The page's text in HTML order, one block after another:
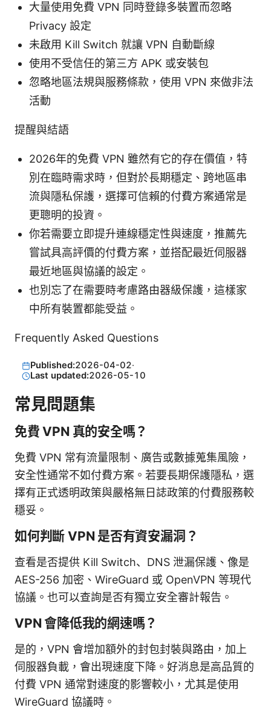
大量使用免費 VPN 同時登錄多裝置而忽略
Privacy 設定
未啟用 Kill Switch 就讓 VPN 自動斷線
使用不受信任的第三方 APK 或安裝包
忽略地區法規與服務條款，使用 VPN 來做非法
活動
提醒與結語
2026年的免費 VPN 雖然有它的存在價值，特
別在臨時需求時，但對於長期穩定、跨地區串
流與隱私保護，選擇可信賴的付費方案通常是
更聰明的投資。
你若需要立即提升連線穩定性與速度，推薦先
嘗試具高評價的付費方案，並搭配最近伺服器
最近地區與協議的設定。
也別忘了在需要時考慮路由器級保護，這樣家
中所有裝置都能受益。
Frequently Asked Questions
Published:2026-04-02·
Last updated:2026-05-10
常見問題集
免費 VPN 真的安全嗎？
免費 VPN 常有流量限制、廣告或數據蒐集風險，
安全性通常不如付費方案。若要長期保護隱私，選
擇有正式透明政策與嚴格無日誌政策的付費服務較
穩妥。
如何判斷 VPN 是否有資安漏洞？
查看是否提供 Kill Switch、DNS 泄漏保護、像是
AES-256 加密、WireGuard 或 OpenVPN 等現代
協議。也可以查詢是否有獨立安全審計報告。
VPN 會降低我的網速嗎？
是的，VPN 會增加額外的封包封裝與路由，加上
伺服器負載，會出現速度下降。好消息是高品質的
付費 VPN 通常對速度的影響較小，尤其是使用
WireGuard 協議時。